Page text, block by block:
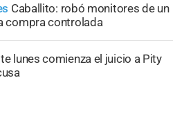
Caballito: robó monitores de un
compra controlada
lunes comienza el juicio a Pity